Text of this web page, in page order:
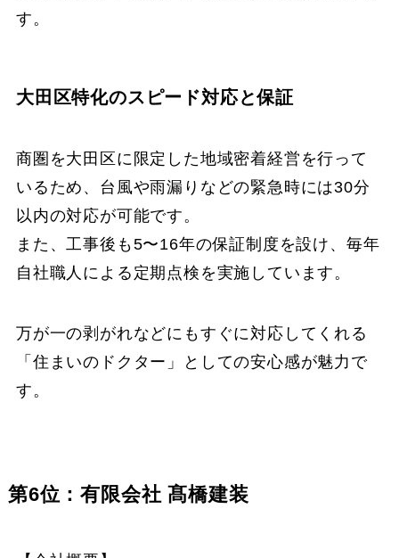
す。
大田区特化のスピード対応と保証
商圏を大田区に限定した地域密着経営を行って
いるため、台風や雨漏りなどの緊急時には30分
以内の対応が可能です。
また、工事後も5〜16年の保証制度を設け、毎年
自社職人による定期点検を実施しています。
万が一の剥がれなどにもすぐに対応してくれる
「住まいのドクター」としての安心感が魅力で
す。
第6位：有限会社 髙橋建装